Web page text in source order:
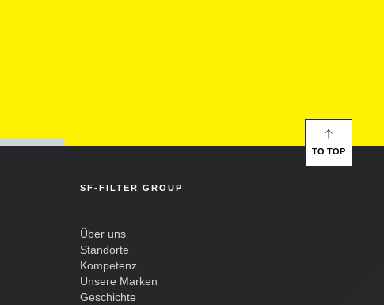
SF-FILTER GROUP
Über uns
Standorte
Kompetenz
Unsere Marken
Geschichte
TO TOP